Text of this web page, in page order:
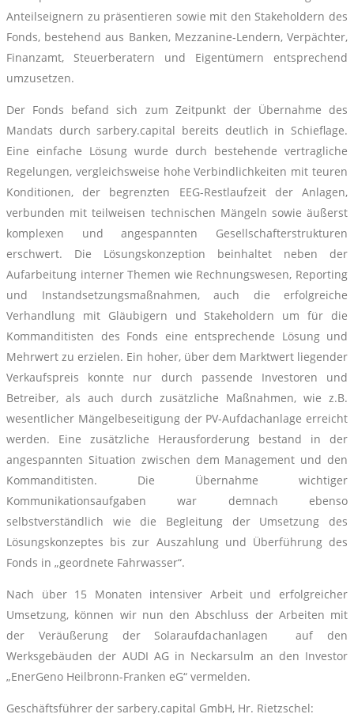
Anteilseignern zu präsentieren sowie mit den Stakeholdern des
Fonds, bestehend aus Banken, Mezzanine-Lendern, Verpächter,
Finanzamt, Steuerberatern und Eigentümern entsprechend
umzusetzen.
Der Fonds befand sich zum Zeitpunkt der Übernahme des
Mandats durch sarbery.capital bereits deutlich in Schieflage.
Eine einfache Lösung wurde durch bestehende vertragliche
Regelungen, vergleichsweise hohe Verbindlichkeiten mit teuren
Konditionen, der begrenzten EEG-Restlaufzeit der Anlagen,
verbunden mit teilweisen technischen Mängeln sowie äußerst
komplexen und angespannten Gesellschafterstrukturen
erschwert. Die Lösungskonzeption beinhaltet neben der
Aufarbeitung interner Themen wie Rechnungswesen, Reporting
und Instandsetzungsmaßnahmen, auch die erfolgreiche
Verhandlung mit Gläubigern und Stakeholdern um für die
Kommanditisten des Fonds eine entsprechende Lösung und
Mehrwert zu erzielen. Ein hoher, über dem Marktwert liegender
Verkaufspreis konnte nur durch passende Investoren und
Betreiber, als auch durch zusätzliche Maßnahmen, wie z.B.
wesentlicher Mängelbeseitigung der PV-Aufdachanlage erreicht
werden. Eine zusätzliche Herausforderung bestand in der
angespannten Situation zwischen dem Management und den
Kommanditisten. Die Übernahme wichtiger
Kommunikationsaufgaben war demnach ebenso
selbstverständlich wie die Begleitung der Umsetzung des
Lösungskonzeptes bis zur Auszahlung und Überführung des
Fonds in „geordnete Fahrwasser“.
Nach über 15 Monaten intensiver Arbeit und erfolgreicher
Umsetzung, können wir nun den Abschluss der Arbeiten mit
der Veräußerung der Solaraufdachanlagen auf den
Werksgebäuden der AUDI AG in Neckarsulm an den Investor
„EnerGeno Heilbronn-Franken eG“ vermelden.
Geschäftsführer der sarbery.capital GmbH, Hr. Rietzschel: